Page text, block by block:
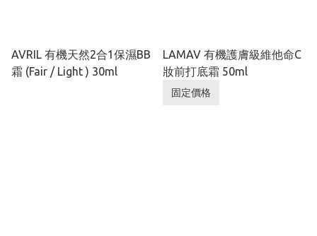
AVRIL 有機天然2合1保濕BB
霜 (Fair / Light ) 30ml
LAMAV 有機護膚級維他命C
妝前打底霜 50ml
固定價格